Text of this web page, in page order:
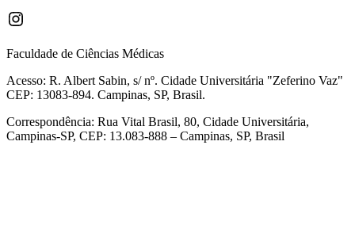
Instagram
Faculdade de Ciências Médicas
Acesso: R. Albert Sabin, s/ nº. Cidade Universitária "Zeferino Vaz"
CEP: 13083-894. Campinas, SP, Brasil.
Correspondência: Rua Vital Brasil, 80, Cidade Universitária,
Campinas-SP, CEP: 13.083-888 – Campinas, SP, Brasil